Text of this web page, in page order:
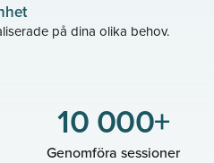
på dina olika behov.
10 000+
Genomföra sessioner